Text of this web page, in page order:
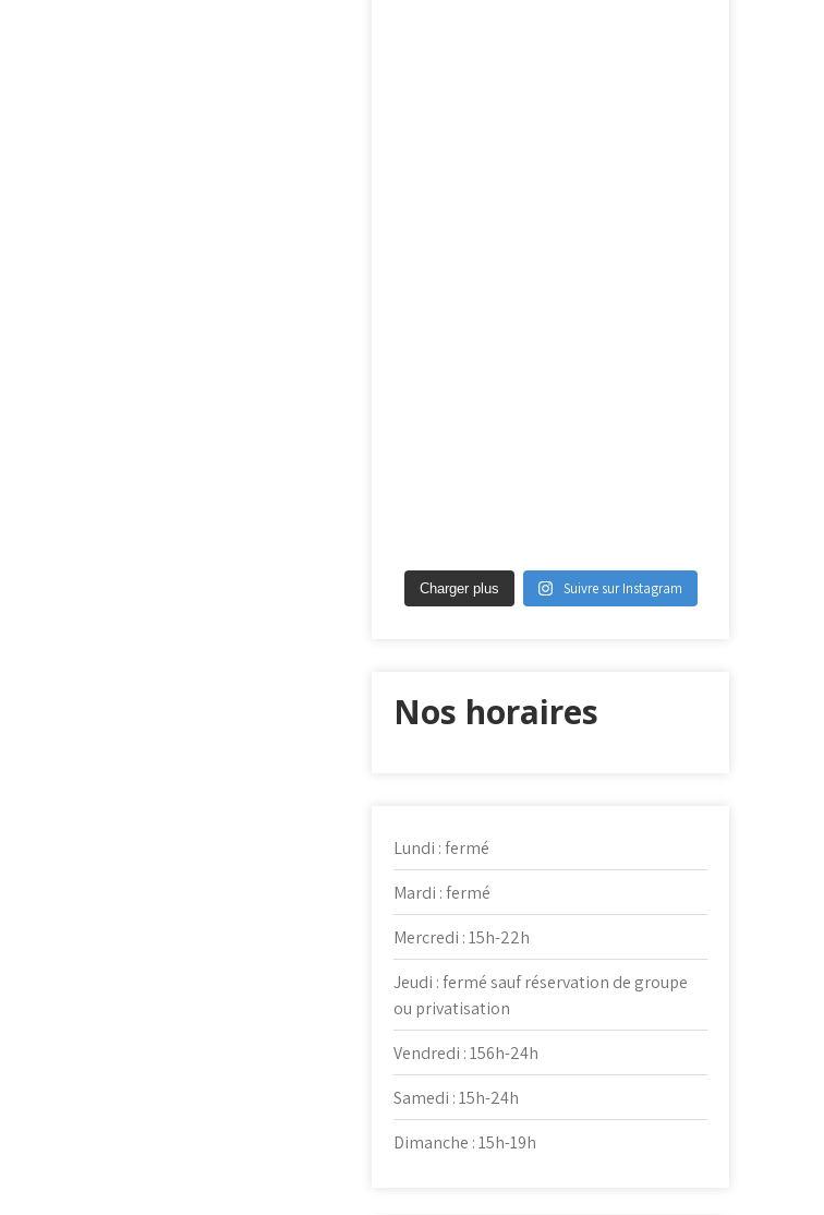
Charger plus Suivre sur Instagram
Nos horaires
Lundi : fermé
Mardi : fermé
Mercredi : 15h-22h
Jeudi : fermé sauf réservation de groupe
ou privatisation
Vendredi : 156h-24h
Samedi : 15h-24h
Dimanche : 15h-19h